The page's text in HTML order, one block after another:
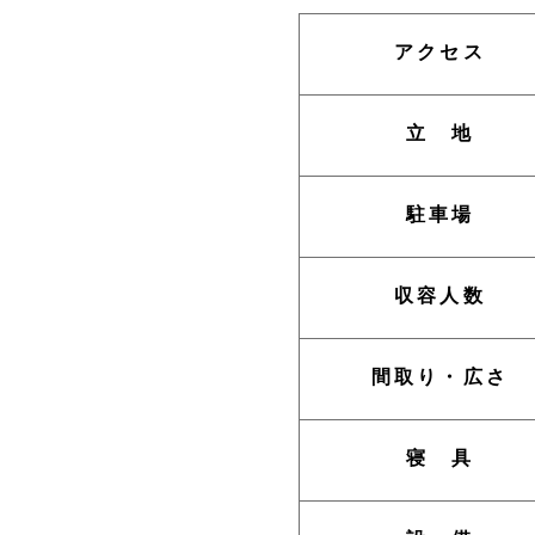
アクセス
立 地
駐車場
収容人数
間取り・広さ
寝 具